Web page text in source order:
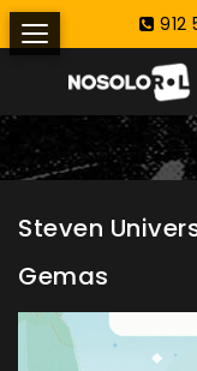
Steven
Gemas